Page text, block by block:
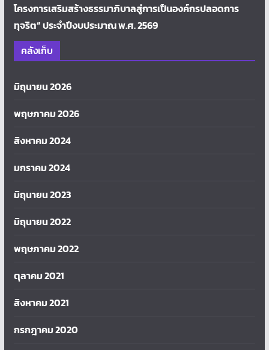
โครงการเสริมสร้างธรรมาภิบาลสู่การเป็นองค์กรปลอดการ
ทุจริต” ประจำปีงบประมาณ พ.ศ. 2569
คลังเก็บ
มิถุนายน 2026
พฤษภาคม 2026
สิงหาคม 2024
มกราคม 2024
มิถุนายน 2023
มิถุนายน 2022
พฤษภาคม 2022
ตุลาคม 2021
สิงหาคม 2021
กรกฎาคม 2020